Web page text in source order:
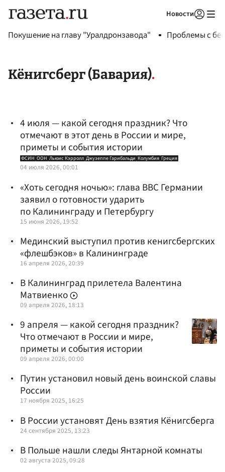
Новости
Покушение на главу "Уралдронзавода" Проблемы с
Кёнигсберг (Бавария)
4 июля — какой сегодня праздник? Что
отмечают в этот день в России и мире,
приметы и события истории
ФСИН ООН Льюис Кэрролл Джузеппе Гарибальди Колумбия Греция
04 июля 2026, 00:01
«Хоть сегодня ночью»: глава ВВС Германии
заявил о готовности ударить
по Калининграду и Петербургу
15 июня 2026, 19:52
Мединский выступил против кенигсбергских
«флешбэков» в Калининграде
16 апреля 2026, 20:39
В Калининград прилетела Валентина
Матвиенко
09 апреля 2026, 18:13
9 апреля — какой сегодня праздник?
Что отмечают в России и мире,
приметы и события истории
09 апреля 2026, 00:00
Путин установил новый день воинской славы
России
17 ноября 2025, 16:25
В России установят День взятия Кёнигсберга
24 сентября 2025, 13:23
В Польше нашли следы Янтарной комнаты
02 августа 2025, 09:28